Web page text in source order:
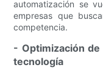
automatización se
empresas que
competencia.
- Optimización
tecnología